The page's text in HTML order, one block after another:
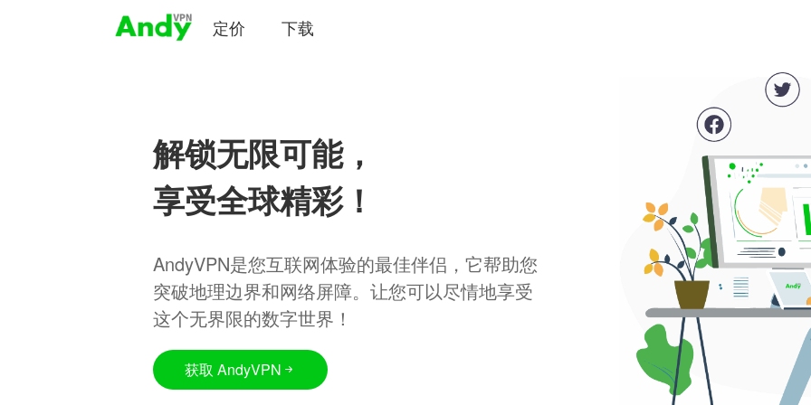
定价 下载
解锁无限可能，
享受全球精彩！
AndyVPN是您互联网体验的最佳伴侣，它帮助您
突破地理边界和网络屏障。让您可以尽情地享受
这个无界限的数字世界！
获取 AndyVPN